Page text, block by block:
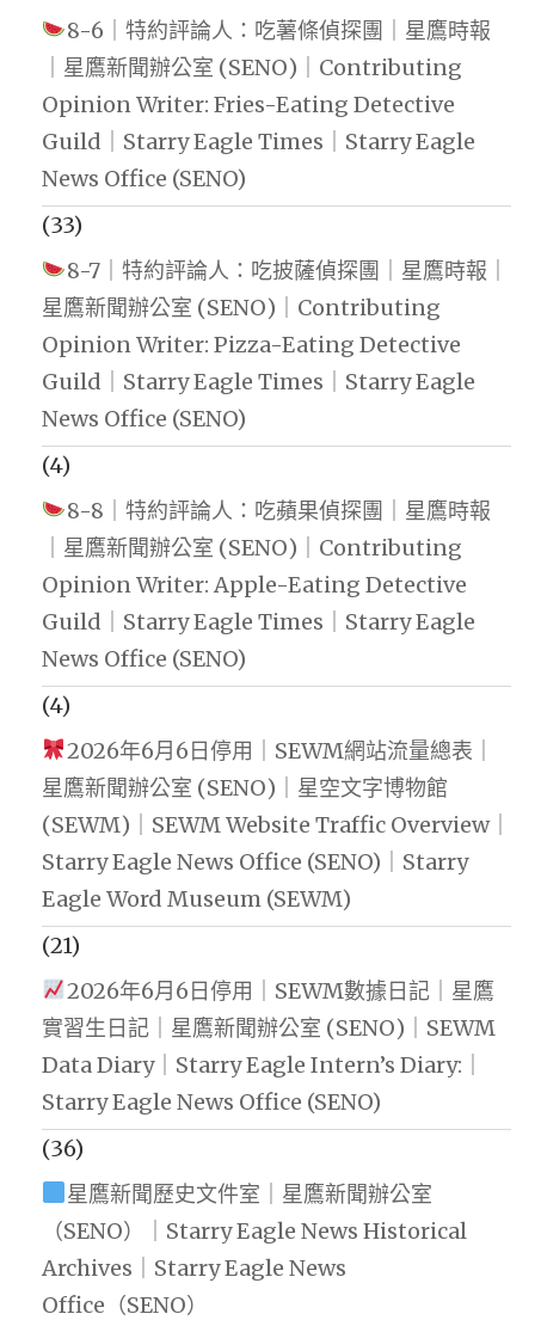
8-6｜特約評論人：吃薯條偵探團｜星鷹時報
｜星鷹新聞辦公室 (SENO)｜Contributing
Opinion Writer: Fries-Eating Detective
Guild｜Starry Eagle Times｜Starry Eagle
News Office (SENO)
(33)
8-7｜特約評論人：吃披薩偵探團｜星鷹時報｜
星鷹新聞辦公室 (SENO)｜Contributing
Opinion Writer: Pizza-Eating Detective
Guild｜Starry Eagle Times｜Starry Eagle
News Office (SENO)
(4)
8-8｜特約評論人：吃蘋果偵探團｜星鷹時報
｜星鷹新聞辦公室 (SENO)｜Contributing
Opinion Writer: Apple-Eating Detective
Guild｜Starry Eagle Times｜Starry Eagle
News Office (SENO)
(4)
2026年6月6日停用｜SEWM網站流量總表｜
星鷹新聞辦公室 (SENO)｜星空文字博物館
(SEWM)｜SEWM Website Traffic Overview｜
Starry Eagle News Office (SENO)｜Starry
Eagle Word Museum (SEWM)
(21)
2026年6月6日停用｜SEWM數據日記｜星鷹
實習生日記｜星鷹新聞辦公室 (SENO)｜SEWM
Data Diary｜Starry Eagle Intern’s Diary:｜
Starry Eagle News Office (SENO)
(36)
星鷹新聞歷史文件室｜星鷹新聞辦公室
（SENO）｜Starry Eagle News Historical
Archives｜Starry Eagle News
Office（SENO）